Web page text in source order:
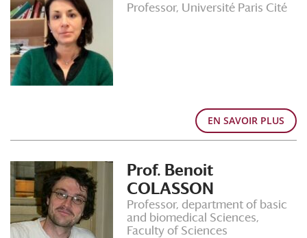
Professor, Université Paris Cité
EN SAVOIR PLUS
Prof. Benoit
COLASSON
Professor, department of basic
and biomedical Sciences,
Faculty of Sciences